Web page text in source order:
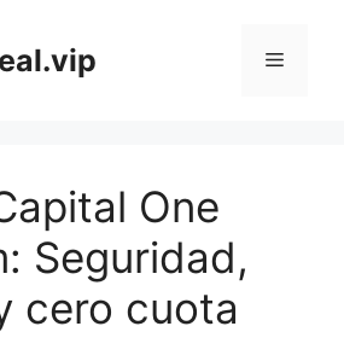
Menú
One
Seguridad,
cero cuota